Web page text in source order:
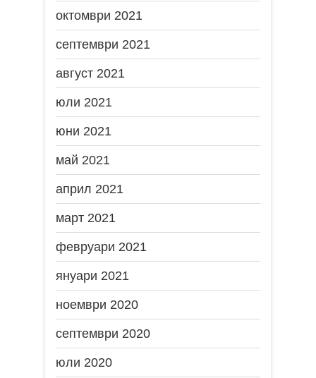
октомври 2021
септември 2021
август 2021
юли 2021
юни 2021
май 2021
април 2021
март 2021
февруари 2021
януари 2021
ноември 2020
септември 2020
юли 2020